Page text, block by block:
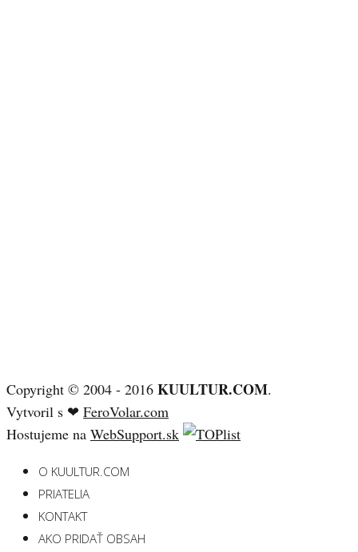
Copyright © 2004 - 2016 KUULTUR.COM.
Vytvoril s ❤ FeroVolar.com
Hostujeme na WebSupport.sk
O KUULTUR.COM
PRIATELIA
KONTAKT
AKO PRIDAŤ OBSAH